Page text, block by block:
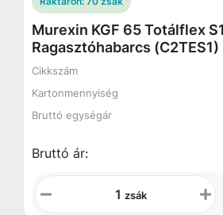
Murexin KGF 65 Totálflex S1
Ragasztóhabarcs (C2TES1)
Cikkszám
Kartonmennyiség
Bruttó egységár
Bruttó ár:
zsák